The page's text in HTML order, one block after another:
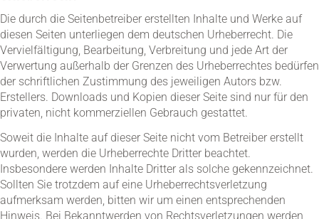
Die durch die Seitenbetreiber erstellten Inhalte und Werke auf
diesen Seiten unterliegen dem deutschen Urheberrecht. Die
Vervielfältigung, Bearbeitung, Verbreitung und jede Art der
Verwertung außerhalb der Grenzen des Urheberrechtes bedürfen
der schriftlichen Zustimmung des jeweiligen Autors bzw.
Erstellers. Downloads und Kopien dieser Seite sind nur für den
privaten, nicht kommerziellen Gebrauch gestattet.
Soweit die Inhalte auf dieser Seite nicht vom Betreiber erstellt
wurden, werden die Urheberrechte Dritter beachtet.
Insbesondere werden Inhalte Dritter als solche gekennzeichnet.
Sollten Sie trotzdem auf eine Urheberrechtsverletzung
aufmerksam werden, bitten wir um einen entsprechenden
Hinweis. Bei Bekanntwerden von Rechtsverletzungen werden